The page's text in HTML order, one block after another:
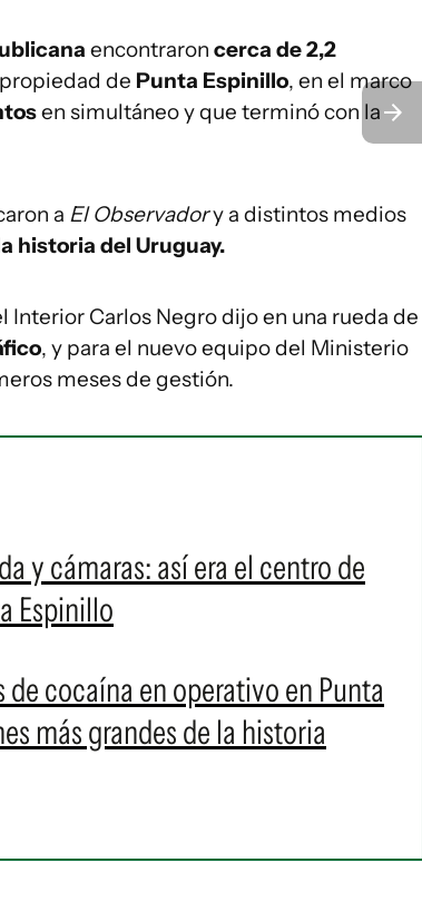
encontraron cerca de 2,2
de Punta Espinillo, en el marco
en simultáneo y que terminó con la
a El Observadory a distintos medios
historia del Uruguay.
Carlos Negro dijo en una rueda de
, y para el nuevo equipo del Ministerio
meses de gestión.
y cámaras: así era el centro de
Espinillo
cocaína en operativo en Punta
más grandes de la historia